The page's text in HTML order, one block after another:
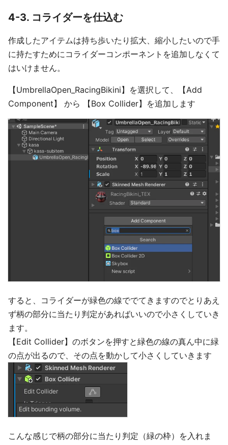
4-3. コライダーを仕込む
作成したアイテムは持ち歩いたり拡大、縮小したいので手
に持たすためにコライダーコンポーネントを追加しなくて
はいけません。
【UmbrellaOpen_RacingBikini】を選択して、【Add
Component】 から 【Box Collider】を追加します
すると、コライダーが緑色の線ででてきますのでとりあえ
ず柄の部分に当たり判定があればいいので小さくしていき
ます。
【Edit Collider】のボタンを押すと緑色の線の真ん中に緑
の点が出るので、その点を動かして小さくしていきます
こんな感じで柄の部分に当たり判定（緑の枠）を入れま